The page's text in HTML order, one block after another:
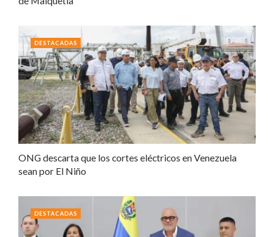
ONG descarta que los cortes eléctricos en Venezuela
sean por El Niño
DESTACADAS
DESTACADAS